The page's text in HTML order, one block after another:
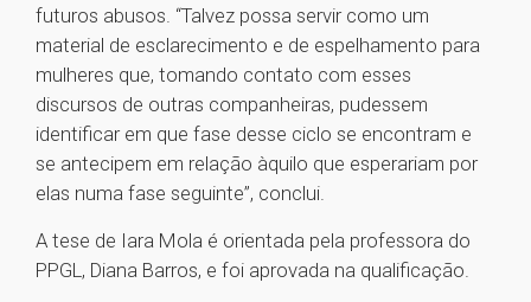
futuros abusos. “Talvez possa servir como um
material de esclarecimento e de espelhamento para
mulheres que, tomando contato com esses
discursos de outras companheiras, pudessem
identificar em que fase desse ciclo se encontram e
se antecipem em relação àquilo que esperariam por
elas numa fase seguinte”, conclui.
A tese de Iara Mola é orientada pela professora do
PPGL, Diana Barros, e foi aprovada na qualificação.